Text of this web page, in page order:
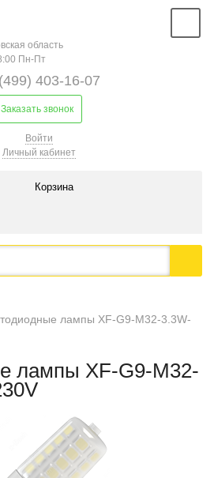
область
Пн-Пт
403-16-07
Заказать звонок
Войти
Личный кабинет
Корзина
лампы XF-G9-M32-3.3W-
лампы XF-G9-M32-